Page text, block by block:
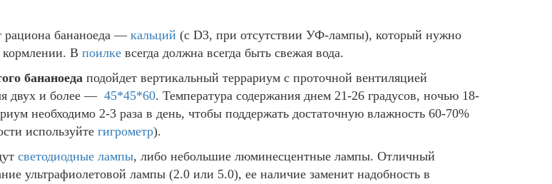
бананоеда — кальций (с D3, при отсутствии УФ-лампы), который нужно
В поилкевсегда должна всегда быть свежая вода.
бананоедаподойдет вертикальный террариум с проточной вентиляцией
двух и более — 45*45*60. Температура содержания днем 21-26 градусов, ночью 18-
необходимо 2-3 раза в день, чтобы поддержать достаточную влажность 60-70%
используйте гигрометр).
светодиодные лампы, либо небольшие люминесцентные лампы. Отличный
ультрафиолетовой лампы (2.0 или 5.0), ее наличие заменит надобность в